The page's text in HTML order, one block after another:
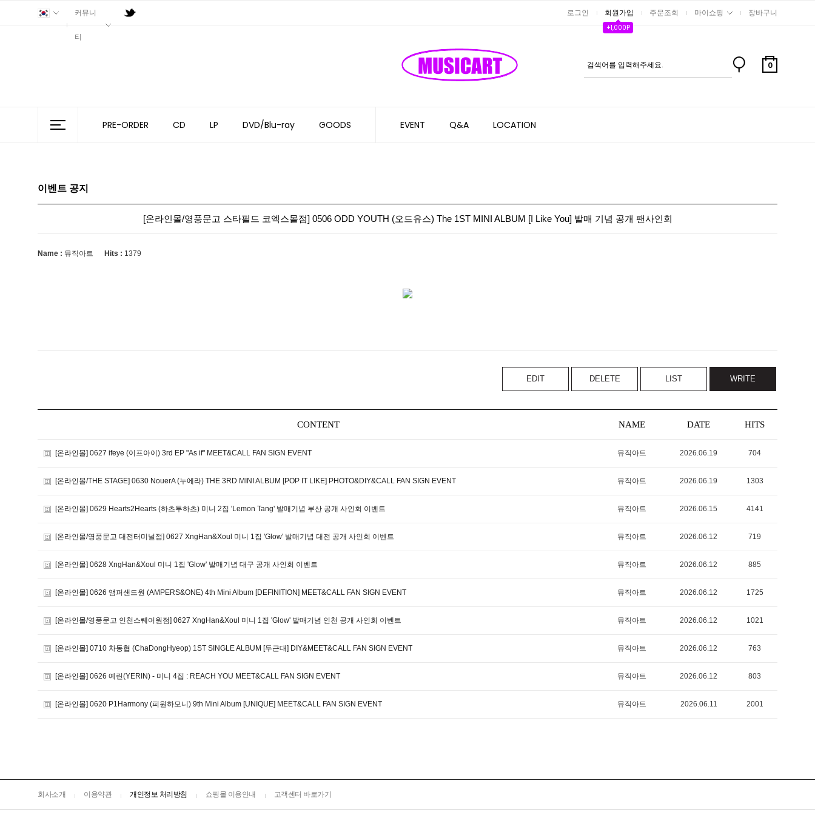
커뮤니
티
로그인 회원가입
+1,000P
주문조회 마이쇼핑 장바구니
0
PRE-ORDER CD LP DVD/Blu-ray GOODS EVENT Q&A LOCATION
이벤트 공지
[온라인몰/영풍문고 스타필드 코엑스몰점] 0506 ODD YOUTH (오드유스) The 1ST MINI ALBUM [I Like You] 발매 기념 공개 팬사인회
Name : 뮤직아트 Hits : 1379
EDIT DELETE LIST WRITE
CONTENT NAME DATE HITS
[온라인몰] 0627 ifeye (이프아이) 3rd EP "As if" MEET&CALL FAN SIGN EVENT 뮤직아트 2026.06.19 704
[온라인몰/THE STAGE] 0630 NouerA (누에라) THE 3RD MINI ALBUM [POP IT LIKE] PHOTO&DIY&CALL FAN SIGN EVENT 뮤직아트 2026.06.19 1303
[온라인몰] 0629 Hearts2Hearts (하츠투하츠) 미니 2집 'Lemon Tang' 발매기념 부산 공개 사인회 이벤트 뮤직아트 2026.06.15 4141
[온라인몰/영풍문고 대전터미널점] 0627 XngHan&Xoul 미니 1집 'Glow' 발매기념 대전 공개 사인회 이벤트 뮤직아트 2026.06.12 719
[온라인몰] 0628 XngHan&Xoul 미니 1집 'Glow' 발매기념 대구 공개 사인회 이벤트 뮤직아트 2026.06.12 885
[온라인몰] 0626 앰퍼샌드원 (AMPERS&ONE) 4th Mini Album [DEFINITION] MEET&CALL FAN SIGN EVENT 뮤직아트 2026.06.12 1725
[온라인몰/영풍문고 인천스퀘어원점] 0627 XngHan&Xoul 미니 1집 'Glow' 발매기념 인천 공개 사인회 이벤트 뮤직아트 2026.06.12 1021
[온라인몰] 0710 차동협 (ChaDongHyeop) 1ST SINGLE ALBUM [두근대] DIY&MEET&CALL FAN SIGN EVENT 뮤직아트 2026.06.12 763
[온라인몰] 0626 예린(YERIN) - 미니 4집 : REACH YOU MEET&CALL FAN SIGN EVENT 뮤직아트 2026.06.12 803
[온라인몰] 0620 P1Harmony (피원하모니) 9th Mini Album [UNIQUE] MEET&CALL FAN SIGN EVENT 뮤직아트 2026.06.11 2001
회사소개 이용약관 개인정보 처리방침 쇼핑몰 이용안내 고객센터 바로가기